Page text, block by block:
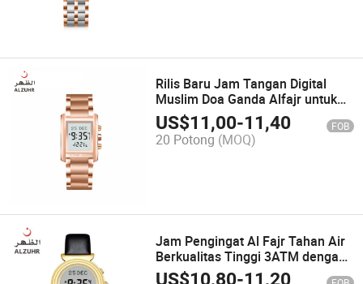
Rilis Baru Jam Tangan Digital
Muslim Doa Ganda Alfajr untuk
Wanita
US$11,00-11,40 FOB
20 Potong (MOQ)
Jam Pengingat Al Fajr Tahan Air
Berkualitas Tinggi 3ATM dengan
Arah Qibla Otomatis